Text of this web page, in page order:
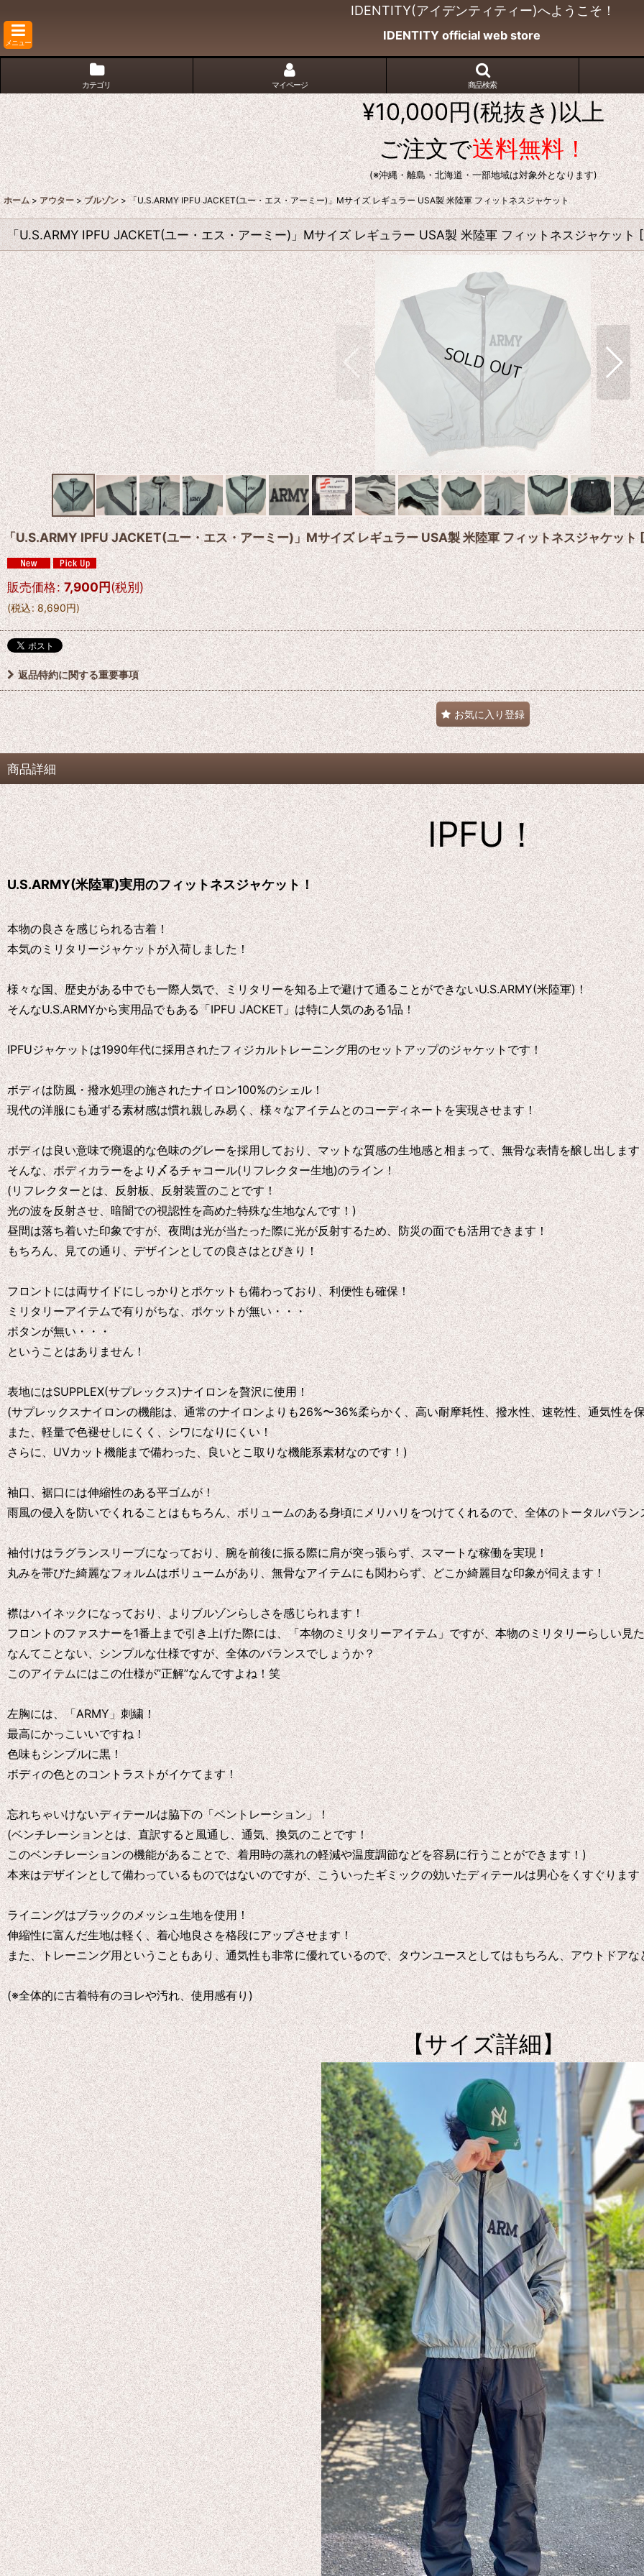
IDENTITY(アイデンティティー)へようこそ！
メニュー
IDENTITY official web store
カテゴリ マイページ 商品検索
¥10,000円(税抜き)以上
ご注文で送料無料！
(※沖縄・離島・北海道・一部地域は対象外となります)
ホーム > アウター > ブルゾン > 「U.S.ARMY IPFU JACKET(ユー・エス・アーミー)」Mサイズ レギュラー USA製 米陸軍 フィットネスジャケット
「U.S.ARMY IPFU JACKET(ユー・エス・アーミー)」Mサイズ レギュラー USA製 米陸軍 フィットネスジャケット [
「U.S.ARMY IPFU JACKET(ユー・エス・アーミー)」Mサイズ レギュラー USA製 米陸軍 フィットネスジャケット[
販売価格: 7,900円(税別)
(税込: 8,690円)
返品特約に関する重要事項
お気に入り登録
商品詳細
IPFU！
U.S.ARMY(米陸軍)実用のフィットネスジャケット！
本物の良さを感じられる古着！
本気のミリタリージャケットが入荷しました！
様々な国、歴史がある中でも一際人気で、ミリタリーを知る上で避けて通ることができないU.S.ARMY(米陸軍)！
そんなU.S.ARMYから実用品でもある「IPFU JACKET」は特に人気のある1品！
IPFUジャケットは1990年代に採用されたフィジカルトレーニング用のセットアップのジャケットです！
ボディは防風・撥水処理の施されたナイロン100%のシェル！
現代の洋服にも通ずる素材感は慣れ親しみ易く、様々なアイテムとのコーディネートを実現させます！
ボディは良い意味で廃退的な色味のグレーを採用しており、マットな質感の生地感と相まって、無骨な表情を醸し出します
そんな、ボディカラーをより〆るチャコール(リフレクター生地)のライン！
(リフレクターとは、反射板、反射装置のことです！
光の波を反射させ、暗闇での視認性を高めた特殊な生地なんです！)
昼間は落ち着いた印象ですが、夜間は光が当たった際に光が反射するため、防災の面でも活用できます！
もちろん、見ての通り、デザインとしての良さはとびきり！
フロントには両サイドにしっかりとポケットも備わっており、利便性も確保！
ミリタリーアイテムで有りがちな、ポケットが無い・・・
ボタンが無い・・・
ということはありません！
表地にはSUPPLEX(サプレックス)ナイロンを贅沢に使用！
(サプレックスナイロンの機能は、通常のナイロンよりも26%〜36%柔らかく、高い耐摩耗性、撥水性、速乾性、通気性を
また、軽量で色褪せしにくく、シワになりにくい！
さらに、UVカット機能まで備わった、良いとこ取りな機能系素材なのです！)
袖口、裾口には伸縮性のある平ゴムが！
雨風の侵入を防いでくれることはもちろん、ボリュームのある身頃にメリハリをつけてくれるので、全体のトータルバラ
袖付けはラグランスリーブになっており、腕を前後に振る際に肩が突っ張らず、スマートな稼働を実現！
丸みを帯びた綺麗なフォルムはボリュームがあり、無骨なアイテムにも関わらず、どこか綺麗目な印象が伺えます！
襟はハイネックになっており、よりブルゾンらしさを感じられます！
フロントのファスナーを1番上まで引き上げた際には、「本物のミリタリーアイテム」ですが、本物のミリタリーらしい見
なんてことない、シンプルな仕様ですが、全体のバランスでしょうか？
このアイテムにはこの仕様が”正解”なんですよね！笑
左胸には、「ARMY」刺繍！
最高にかっこいいですね！
色味もシンプルに黒！
ボディの色とのコントラストがイケてます！
忘れちゃいけないディテールは脇下の「ベントレーション」！
(ベンチレーションとは、直訳すると風通し、通気、換気のことです！
このベンチレーションの機能があることで、着用時の蒸れの軽減や温度調節などを容易に行うことができます！)
本来はデザインとして備わっているものではないのですが、こういったギミックの効いたディテールは男心をくすぐります
ライニングはブラックのメッシュ生地を使用！
伸縮性に富んだ生地は軽く、着心地良さを格段にアップさせます！
また、トレーニング用ということもあり、通気性も非常に優れているので、タウンユースとしてはもちろん、アウトドア
(※全体的に古着特有のヨレや汚れ、使用感有り)
【サイズ詳細】